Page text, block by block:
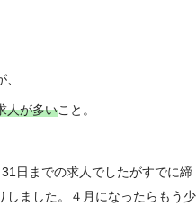
人が多いこと。
日までの求人でしたがすでに締
しました。４月になったらもう少